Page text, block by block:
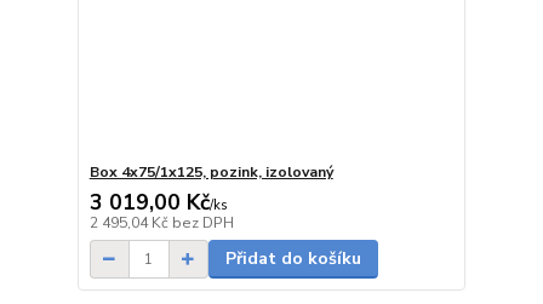
Box 4x75/1x125, pozink, izolovaný
3 019,00 Kč/ks
2 495,04 Kč bez DPH
Přidat do košíku